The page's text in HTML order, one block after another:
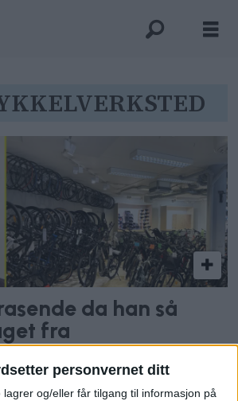
personvernet ditt
og/eller får tilgang til informasjon på
da han så
fra
– De tvinger
nytt utstyr